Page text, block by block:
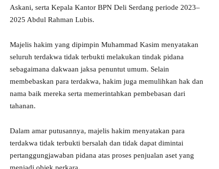
Askani, serta Kepala Kantor BPN Deli Serdang periode 2023–
2025 Abdul Rahman Lubis.
Majelis hakim yang dipimpin Muhammad Kasim menyatakan
seluruh terdakwa tidak terbukti melakukan tindak pidana
sebagaimana dakwaan jaksa penuntut umum. Selain
membebaskan para terdakwa, hakim juga memulihkan hak dan
nama baik mereka serta memerintahkan pembebasan dari
tahanan.
Dalam amar putusannya, majelis hakim menyatakan para
terdakwa tidak terbukti bersalah dan tidak dapat dimintai
pertanggungjawaban pidana atas proses penjualan aset yang